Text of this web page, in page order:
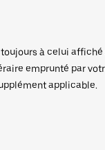
à celui
emprunté par
applicable.